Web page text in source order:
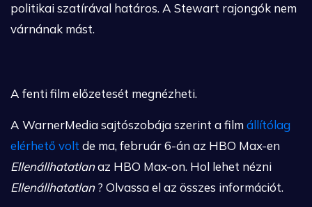
politikai szatírával határos. A Stewart rajongók nem
várnának mást.
A fenti film előzetesét megnézheti.
A WarnerMedia sajtószobája szerint a film állítólag
elérhető volt de ma, február 6-án az HBO Max-en
Ellenállhatatlanaz HBO Max-on. Hol lehet nézni
Ellenállhatatlan? Olvassa el az összes információt.